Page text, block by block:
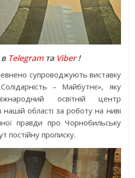
в Telegramта Viber!
супроводжують виставку
– Майбутнє», яку
освітній центр
області за роботу на ниві
правди про Чорнобильську
постійну прописку.